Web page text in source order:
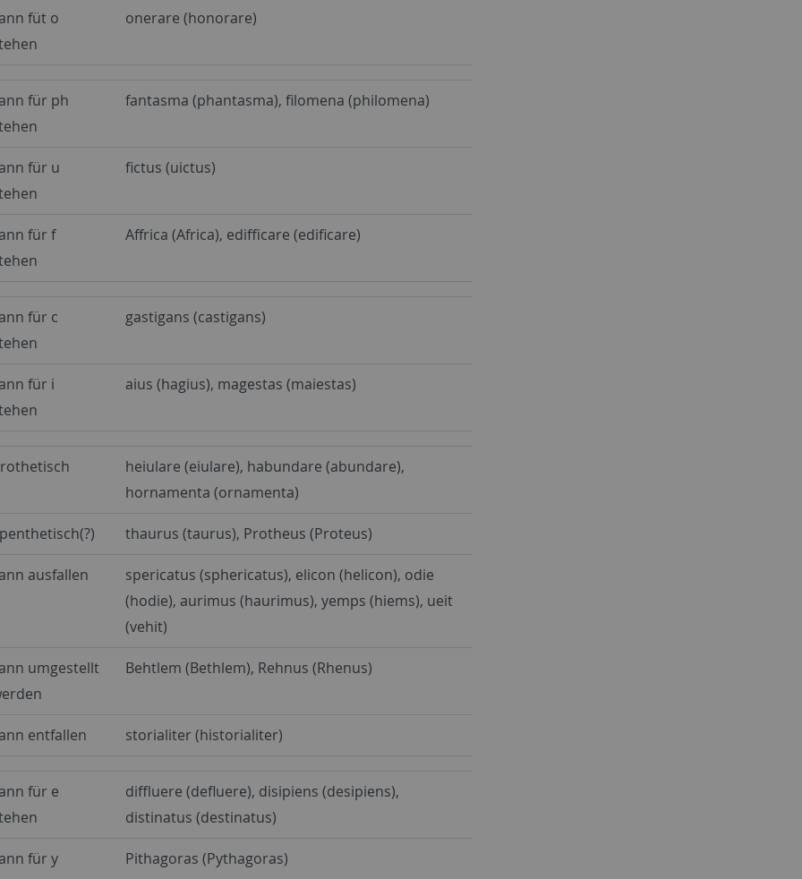
füt o
onerare (honorare)
für ph
fantasma (phantasma), filomena (philomena)
für u
fictus (uictus)
für f
Affrica (Africa), edifficare (edificare)
für c
gastigans (castigans)
für i
aius (hagius), magestas (maiestas)
heiulare (eiulare), habundare (abundare),
hornamenta (ornamenta)
thaurus (taurus), Protheus (Proteus)
ausfallen
spericatus (sphericatus), elicon (helicon), odie
(hodie), aurimus (haurimus), yemps (hiems), ueit
(vehit)
umgestellt
Behtlem (Bethlem), Rehnus (Rhenus)
entfallen storialiter (historialiter)
für e
diffluere (defluere), disipiens (desipiens),
distinatus (destinatus)
für y
Pithagoras (Pythagoras)